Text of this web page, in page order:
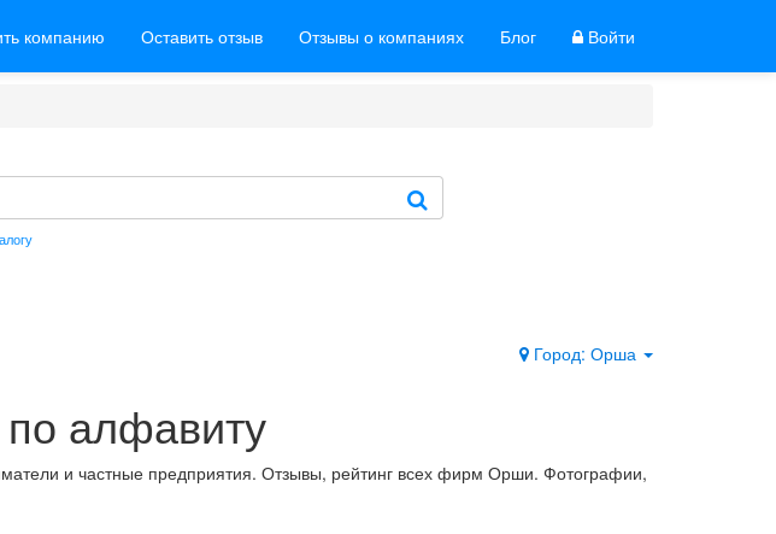
компанию Оставить отзыв Отзывы о компаниях Блог Войти
Город: Орша
алфавиту
и частные предприятия. Отзывы, рейтинг всех фирм Орши. Фотографии,